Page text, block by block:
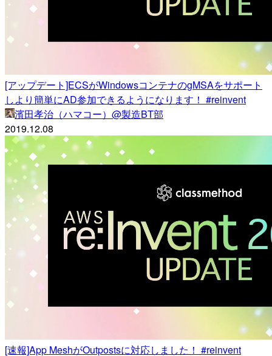
[アップデート]ECSがWindowsコンテナのgMSAをサポート
しより簡単にAD参加できるようになります！ #reinvent
濱田孝治（ハマコー）@製造BT部
2019.12.08
[速報]App MeshがOutpostsに対応しました！ #reinvent